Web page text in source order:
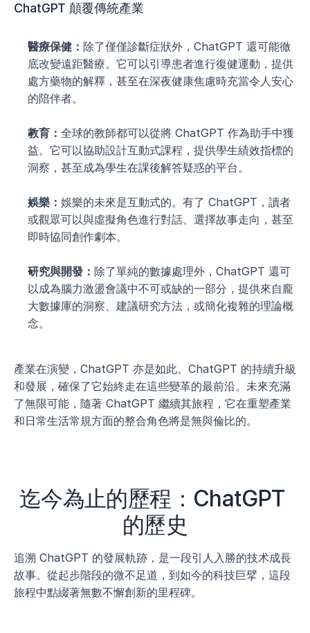
ChatGPT 顛覆傳統產業
醫療保健： 除了僅僅診斷症狀外，ChatGPT 還可能徹
底改變遠距醫療。它可以引導患者進行復健運動，提供
處方藥物的解釋，甚至在深夜健康焦慮時充當令人安心
的陪伴者。
教育： 全球的教師都可以從將 ChatGPT 作為助手中獲
益。它可以協助設計互動式課程，提供學生績效指標的
洞察，甚至成為學生在課後解答疑惑的平台。
娛樂： 娛樂的未來是互動式的。有了 ChatGPT，讀者
或觀眾可以與虛擬角色進行對話、選擇故事走向，甚至
即時協同創作劇本。
研究與開發： 除了單純的數據處理外，ChatGPT 還可
以成為腦力激盪會議中不可或缺的一部分，提供來自龐
大數據庫的洞察、建議研究方法，或簡化複雜的理論概
念。
產業在演變，ChatGPT 亦是如此。ChatGPT 的持續升級
和發展，確保了它始終走在這些變革的最前沿。未來充滿
了無限可能，隨著 ChatGPT 繼續其旅程，它在重塑產業
和日常生活常規方面的整合角色將是無與倫比的。
迄今為止的歷程：ChatGPT
的歷史
追溯 ChatGPT 的發展軌跡，是一段引人入勝的技术成長
故事。從起步階段的微不足道，到如今的科技巨擘，這段
旅程中點綴著無數不懈創新的里程碑。